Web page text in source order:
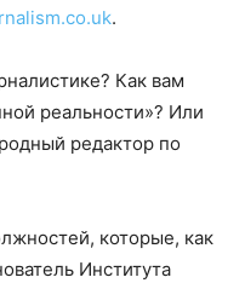
.
Как вам
реальности»? Или
редактор по
которые, как
Института